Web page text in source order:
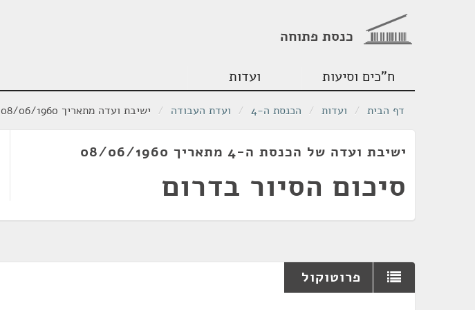
כנסת פתוחה
ח"כים וסיעות ועדות
דף הבית / ועדות / הכנסת ה-4 / ועדת העבודה / ישיבת ועדה מתאריך 08/06/1960
ישיבת ועדה של הכנסת ה-4 מתאריך 08/06/1960
סיכום הסיור בדרום
פרוטוקול